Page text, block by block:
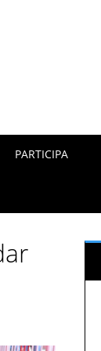
PARTICIPA